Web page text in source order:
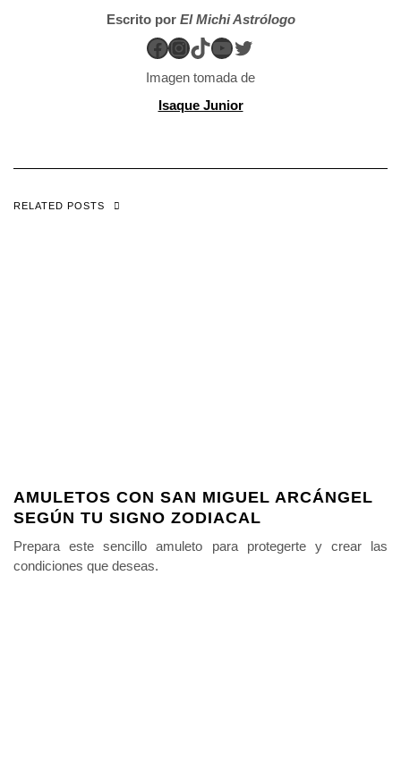
Escrito por El Michi Astrólogo
Facebook
Instagram
TikTok
YouTube
Twitter
Imagen tomada de
Isaque Junior
RELATED POSTS
AMULETOS CON SAN MIGUEL ARCÁNGEL
SEGÚN TU SIGNO ZODIACAL
Prepara este sencillo amuleto para protegerte y crear las
condiciones que deseas.